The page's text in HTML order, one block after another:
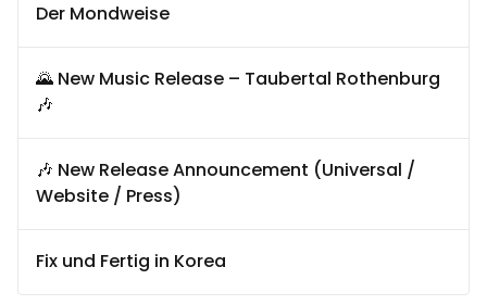
Der Mondweise
🌄 New Music Release – Taubertal Rothenburg
🎶
🎶 New Release Announcement (Universal /
Website / Press)
Fix und Fertig in Korea